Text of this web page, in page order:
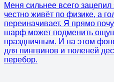
Меня сильнее всего
честно живёт по физике, а
переиначивает. Я прямо
шарф может подменить
праздничным. И на этом
для пингвинов и тюленей
перебор.